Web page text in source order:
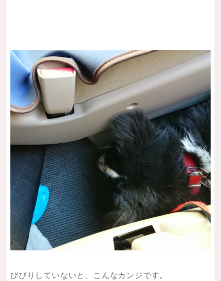
びびりしていないと、こんなカンジです。